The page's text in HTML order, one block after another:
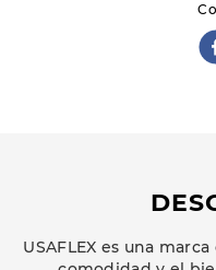
USAFLEX es una